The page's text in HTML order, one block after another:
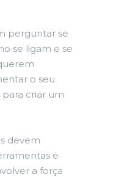
perguntar se
se ligam e se
o seu
para criar um
devem
e
a força